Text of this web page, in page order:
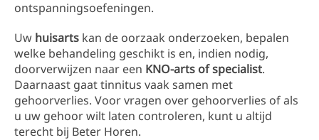
ontspanningsoefeningen.
Uw huisarts kan de oorzaak onderzoeken, bepalen
welke behandeling geschikt is en, indien nodig,
doorverwijzen naar een KNO-arts of specialist.
Daarnaast gaat tinnitus vaak samen met
gehoorverlies. Voor vragen over gehoorverlies of als
u uw gehoor wilt laten controleren, kunt u altijd
terecht bij Beter Horen.